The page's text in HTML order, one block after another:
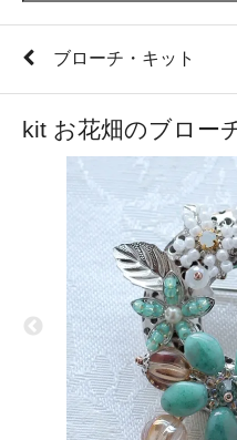
ブローチ・キット
kit お花畑のブロー